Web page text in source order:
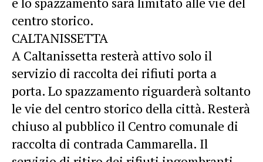
centro storico.
CALTANISSETTA
A Caltanissetta resterà attivo solo il
servizio di raccolta dei rifiuti porta a
porta. Lo spazzamento riguarderà soltanto
le vie del centro storico della città. Resterà
chiuso al pubblico il Centro comunale di
raccolta di contrada Cammarella. Il